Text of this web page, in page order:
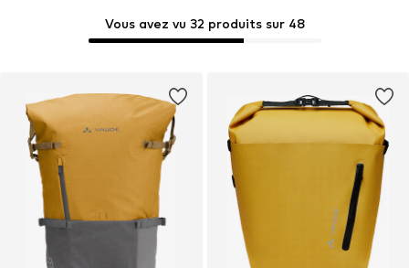
Vous avez vu 32 produits sur 48